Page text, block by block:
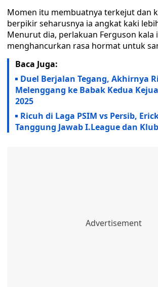
Momen itu membuatnya terkejut dan
berpikir seharusnya ia angkat kaki
Menurut dia, perlakuan Ferguson kala
menghancurkan rasa hormat untuk
Baca Juga:
Duel Berjalan Tegang, Akhirnya
Melenggang ke Babak Kedua
2025
Ricuh di Laga PSIM vs Persib,
Tanggung Jawab I.League dan Klub